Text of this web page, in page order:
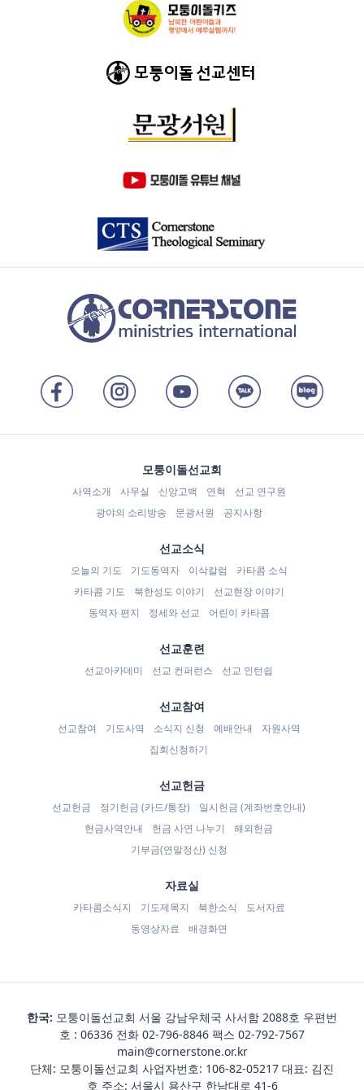
모퉁이돌선교회
사역소개 사무실 신앙고백 연혁
선교 연구원
광야의 소리방송
문광서원 공지사항
선교소식
오늘의 기도 기도동역자 이삭칼럼
카타콤 소식
카타콤 기도
북한성도 이야기
선교현장 이야기
동역자 편지
정세와 선교 어린이 카타콤
선교훈련
선교아카데미 선교 컨퍼런스 선교 인턴쉽
선교참여
선교참여 기도사역 소식지 신청 예배안내
자원사역
집회신청하기
선교헌금
선교헌금 정기헌금 (카드/통장)
일시헌금 (계좌번호안내)
헌금사역안내
헌금 사연 나누기
해외헌금
기부금(연말정산) 신청
자료실
카타콤소식지 기도제목지 북한소식
도서자료
동영상자료
배경화면
한국: 모퉁이돌선교회 서울 강남우체국 사서함 2088호 우편번
호 : 06336 전화 02-796-8846 팩스 02-792-7567
main@cornerstone.or.kr
단체: 모퉁이돌선교회 사업자번호: 106-82-05217 대표: 김진
호 주소: 서울시 용산구 한남대로 41-6